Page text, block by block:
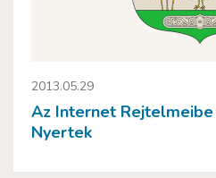
2013.05.29
Az Internet
Nyertek